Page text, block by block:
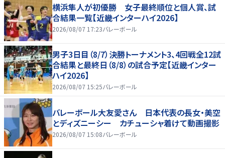
横浜隼人が初優勝 女子最終順位と個人賞、試
合結果一覧【近畿インターハイ2026】
2026/08/07 17:23バレーボール
男子3日目（8/7）決勝トーナメント3、4回戦全12試
合結果と最終日（8/8）の試合予定【近畿インター
ハイ2026】
2026/08/07 15:25バレーボール
バレーボール大友愛さん 日本代表の長女・美空
とディズニーシー カチューシャ着けて動画撮影
2026/08/07 15:08バレーボール